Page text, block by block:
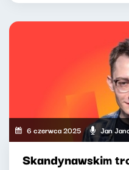
6 czerwca 2025 Jan
Skandynawskim